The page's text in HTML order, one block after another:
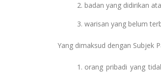
badan yang didirikan
warisan yang belum
Yang dimaksud dengan Subjek
orang pribadi yang